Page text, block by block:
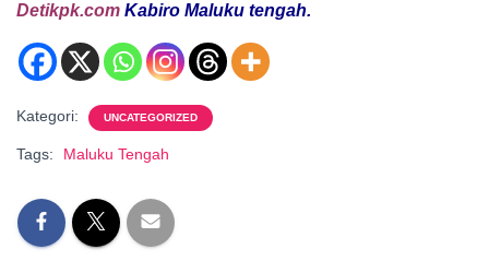
Detikpk.com Kabiro Maluku tengah.
Kategori: UNCATEGORIZED
Tags: Maluku Tengah